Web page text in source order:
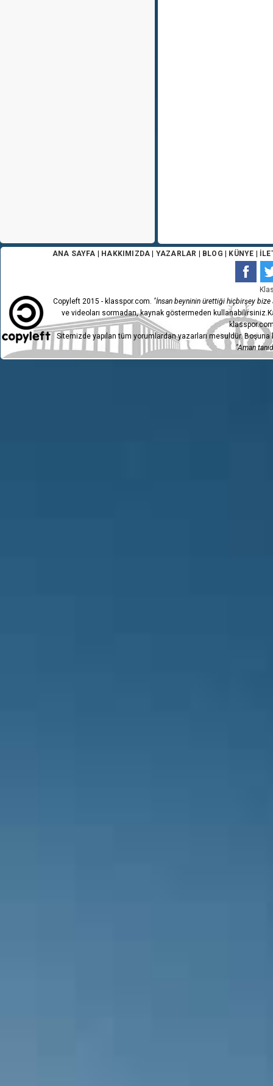
ANA SAYFA HAKKIMIZDA YAZARLAR BLOG KÜNYE
Copyleft 2015 - klasspor.com. "İnsan beyninin ürettiği hiçbirşey bize
ve videoları sormadan, kaynak göstermeden
Sitemizde yapılan tüm yorumlardan yazarları mesuldür.
"Aman